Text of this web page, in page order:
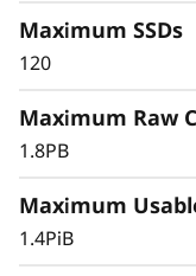
критически
Maximum SSDs
120
Maximum Raw
1.8PB
Maximum
1.4PiB